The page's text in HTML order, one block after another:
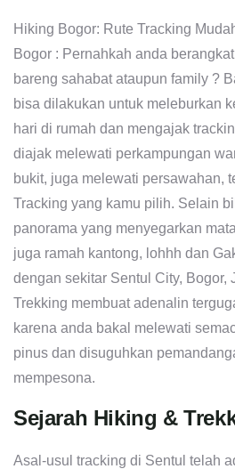
Hiking Bogor: Rute Tracking
Bogor : Pernahkah anda
bareng sahabat ataupun family ?
bisa dilakukan untuk meleburkan
hari di rumah dan mengajak
diajak melewati perkampungan
bukit, juga melewati persawahan,
Tracking yang kamu pilih. Selain
panorama yang menyegarkan
juga ramah kantong, lohhh dan
dengan sekitar Sentul City, Bogor,
Trekking membuat adenalin
karena anda bakal melewati
pinus dan disuguhkan
mempesona.
Sejarah Hiking &
Asal-usul tracking di Sentul telah